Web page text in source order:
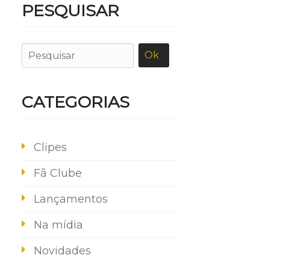
PESQUISAR
CATEGORIAS
Clipes
Fã Clube
Lançamentos
Na mídia
Novidades